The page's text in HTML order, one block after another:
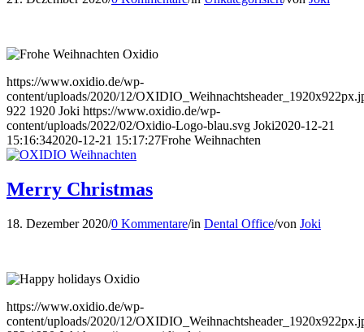
https://www.oxidio.de/wp-
content/uploads/2020/12/
922 1920 Joki https://www.oxidio.de/wp-
content/uploads/2022/02/Oxidio-Logo-blau.svg Joki2020-12-21
15:16:342020-12-21 15:17:27Frohe Weihnachten
Merry Christmas
18. Dezember 2020/0 Kommentare/in Dental Office/von Joki
https://www.oxidio.de/wp-
content/uploads/2020/12/